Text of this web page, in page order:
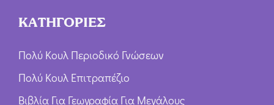
ΚΑΤΗΓΟΡΙΕΣ
Πολύ Κουλ Περιοδικό Γνώσεων
Πολύ Κουλ Επιτραπέζιο
Βιβλία Για Γεωγραφία Για Μεγάλους